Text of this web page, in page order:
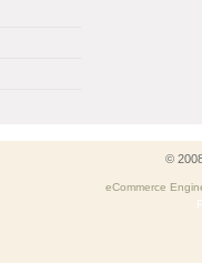
©
eCommerce